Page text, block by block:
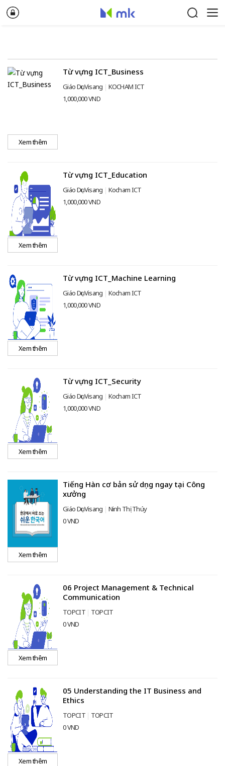
Từ vựng ICT_Business
Giáo Dục Visang
KOCHAM ICT
1,000,000 VND
Xem thêm
Từ vựng ICT_Education
Giáo Dục Visang
Kocham ICT
1,000,000 VND
Xem thêm
Từ vựng ICT_Machine Learning
Giáo Dục Visang
Kocham ICT
1,000,000 VND
Xem thêm
Từ vựng ICT_Security
Giáo Dục Visang
Kocham ICT
1,000,000 VND
Xem thêm
Tiếng Hàn cơ bản sử dụng ngay tại Công
xưởng
Giáo Dục Visang
Ninh Thị Thúy
0 VND
Xem thêm
06 Project Management & Technical
Communication
TOPCIT
TOPCIT
0 VND
Xem thêm
05 Understanding the IT Business and
Ethics
TOPCIT
TOPCIT
0 VND
Xem thêm